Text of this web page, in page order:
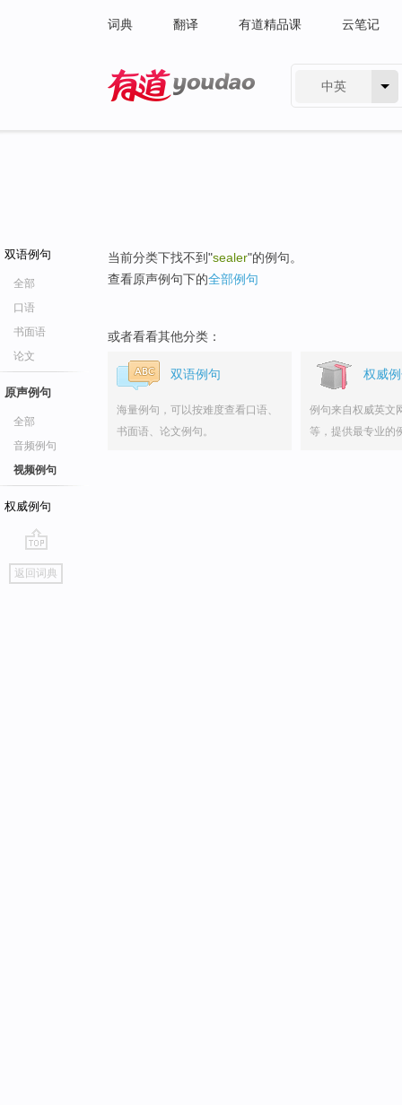
词典 翻译 有道精品课 云笔记
中英
双语例句
全部
口语
书面语
论文
原声例句
全部
音频例句
视频例句
权威例句
go
top
返回词典
当前分类下找不到"sealer"的例句。
查看原声例句下的全部例句
或者看看其他分类：
双语例句
海量例句，可以按难度查看口语、
书面语、论文例句。
权威
例句来自权威英文
等，提供最专业的